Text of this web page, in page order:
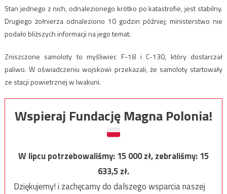
Stan jednego z nich, odnalezionego krótko po katastrofie, jest stabilny.
Drugiego żołnierza odnaleziono 10 godzin później; ministerstwo nie
podało bliższych informacji na jego temat.
Zniszczone samoloty to myśliwiec F-18 i C-130, który dostarczał
paliwo. W oświadczeniu wojskowi przekazali, że samoloty startowały
ze stacji powietrznej w Iwakuni.
Wspieraj Fundację Magna Polonia!
W lipcu potrzebowaliśmy:15 000zł, zebraliśmy:15
633,5zł.
Dziękujemy! i zachęcamy do dalszego wsparcia naszej